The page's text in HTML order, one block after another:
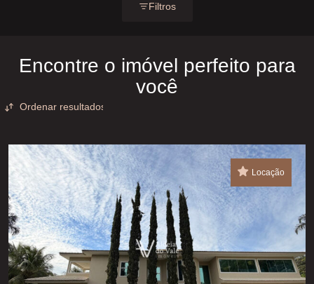
Filtros
Encontre o imóvel perfeito para
você
Locação